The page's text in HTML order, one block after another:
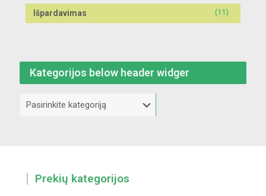
Išpardavimas (11)
Kategorijos below header widger
below
Prekių kategorijos